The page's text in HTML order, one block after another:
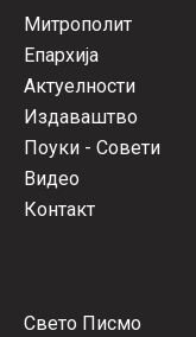
Митрополит
Епархија
Актуелности
Издаваштво
Поуки - Совети
Видео
Контакт
Свето Писмо